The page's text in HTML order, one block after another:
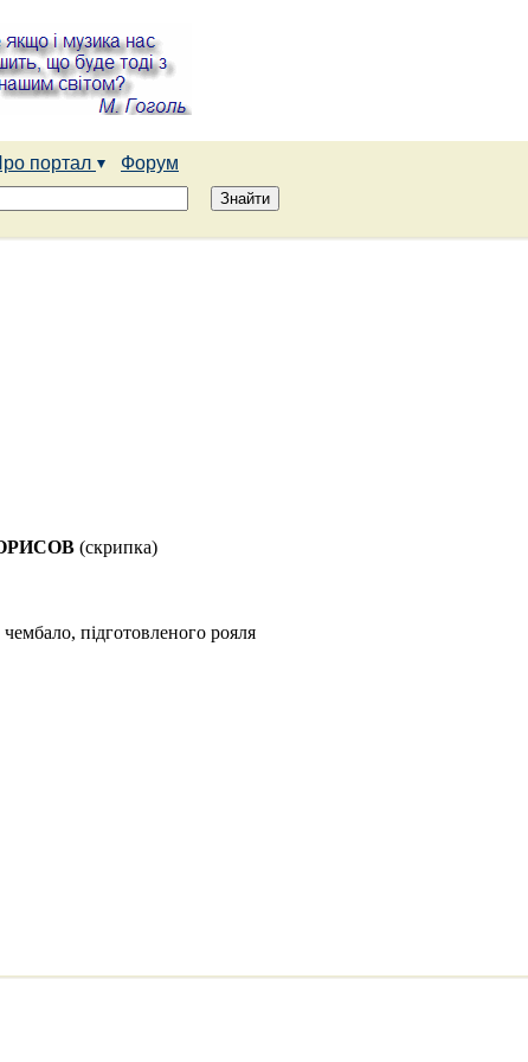
портал
Форум
(скрипка)
підготовленого рояля